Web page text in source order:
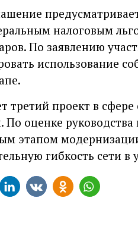
налоговым
По заявлению
использование
третий проект в
По оценке
этапом
гибкость сети в